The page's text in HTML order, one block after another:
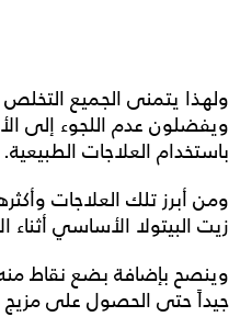
ولهذا يتمنى الجميع
ويفضلون عدم اللجوء إلى
باستخدام العلاجات الطبيعية.
ومن أبرز تلك العلاجات
زيت البيتولا الأساسي أثناء
وينصح بإضافة بضع نقاط
جيداً حتى الحصول على